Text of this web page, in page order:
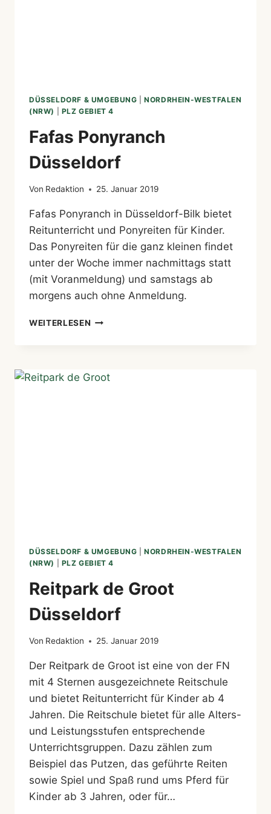
DÜSSELDORF & UMGEBUNG |NORDRHEIN-WESTFALEN
(NRW)
PLZ GEBIET 4
Fafas Ponyranch
Düsseldorf
Von Redaktion 25. Januar 2019
Fafas Ponyranch in Düsseldorf-Bilk bietet
Reitunterricht und Ponyreiten für Kinder.
Das Ponyreiten für die ganz kleinen findet
unter der Woche immer nachmittags statt
(mit Voranmeldung) und samstags ab
morgens auch ohne Anmeldung.
WEITERLESEN FAFAS
DÜSSELDORF & UMGEBUNG |NORDRHEIN-WESTFALEN
(NRW)
PLZ GEBIET 4
Reitpark de Groot
Düsseldorf
Von Redaktion 25. Januar 2019
Der Reitpark de Groot ist eine von der FN
mit 4 Sternen ausgezeichnete Reitschule
und bietet Reitunterricht für Kinder ab 4
Jahren. Die Reitschule bietet für alle Alters-
und Leistungsstufen entsprechende
Unterrichtsgruppen. Dazu zählen zum
Beispiel das Putzen, das geführte Reiten
sowie Spiel und Spaß rund ums Pferd für
Kinder ab 3 Jahren, oder für…